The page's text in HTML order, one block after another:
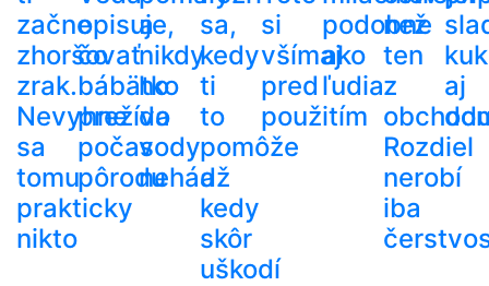
začne
zhoršovať
zrak.
Nevyhne
sa
tomu
prakticky
nikto
opisuje,
čo
bábätko
prežíva
počas
pôrodu
a
nikdy
ho
do
vody
nehádž
sa,
kedy
ti
to
pomôže
a
kedy
skôr
uškodí
si
všímaj
pred
použitím
podobne
ako
ľudia
než
ten
z
Rozdiel
nerobí
iba
aj